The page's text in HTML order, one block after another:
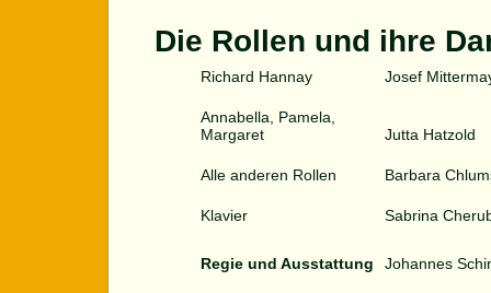
Die Rollen und ihre
Richard Hannay Josef
Annabella, Pamela,
Margaret
Jutta Hatzold
Alle anderen Rollen Barbara
Klavier Sabrina
Regie und Ausstattung Johannes